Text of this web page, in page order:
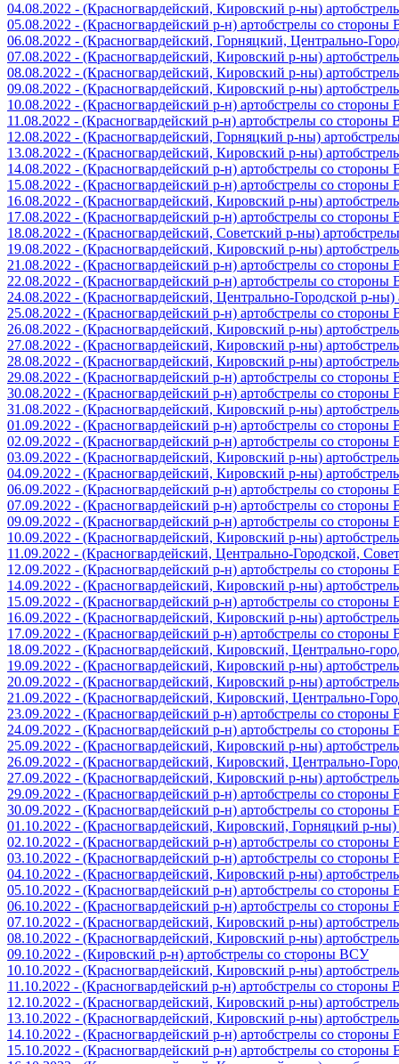
04.08.2022 - (Красногвардейский, Кировский р-ны)
05.08.2022 - (Красногвардейский р-н) артобстрелы со
06.08.2022 - (Красногвардейский, Горняцкий, Центрально-
07.08.2022 - (Красногвардейский, Кировский р-ны)
08.08.2022 - (Красногвардейский, Кировский р-ны)
09.08.2022 - (Красногвардейский, Кировский р-ны)
10.08.2022 - (Красногвардейский р-н) артобстрелы со
11.08.2022 - (Красногвардейский р-н) артобстрелы со стороны
12.08.2022 - (Красногвардейский, Горняцкий р-ны)
13.08.2022 - (Красногвардейский, Кировский р-ны)
14.08.2022 - (Красногвардейский р-н) артобстрелы со
15.08.2022 - (Красногвардейский р-н) артобстрелы со
16.08.2022 - (Красногвардейский, Кировский р-ны)
17.08.2022 - (Красногвардейский р-н) артобстрелы со
18.08.2022 - (Красногвардейский, Советский р-ны)
19.08.2022 - (Красногвардейский, Кировский р-ны)
21.08.2022 - (Красногвардейский р-н) артобстрелы со
22.08.2022 - (Красногвардейский р-н) артобстрелы со
24.08.2022 - (Красногвардейский, Центрально-Городской р-
25.08.2022 - (Красногвардейский р-н) артобстрелы со
26.08.2022 - (Красногвардейский, Кировский р-ны)
27.08.2022 - (Красногвардейский, Кировский р-ны)
28.08.2022 - (Красногвардейский, Кировский р-ны)
29.08.2022 - (Красногвардейский р-н) артобстрелы со
30.08.2022 - (Красногвардейский р-н) артобстрелы со
31.08.2022 - (Красногвардейский, Кировский р-ны)
01.09.2022 - (Красногвардейский р-н) артобстрелы со
02.09.2022 - (Красногвардейский р-н) артобстрелы со
03.09.2022 - (Красногвардейский, Кировский р-ны)
04.09.2022 - (Красногвардейский, Кировский р-ны)
06.09.2022 - (Красногвардейский р-н) артобстрелы со
07.09.2022 - (Красногвардейский р-н) артобстрелы со
09.09.2022 - (Красногвардейский р-н) артобстрелы со
10.09.2022 - (Красногвардейский, Кировский р-ны)
11.09.2022 - (Красногвардейский, Центрально-Городской,
12.09.2022 - (Красногвардейский р-н) артобстрелы со
14.09.2022 - (Красногвардейский, Кировский р-ны)
15.09.2022 - (Красногвардейский р-н) артобстрелы со
16.09.2022 - (Красногвардейский, Кировский р-ны)
17.09.2022 - (Красногвардейский р-н) артобстрелы со
18.09.2022 - (Красногвардейский, Кировский, Центрально-
19.09.2022 - (Красногвардейский, Кировский р-ны)
20.09.2022 - (Красногвардейский, Кировский р-ны)
21.09.2022 - (Красногвардейский, Кировский, Центрально-
23.09.2022 - (Красногвардейский р-н) артобстрелы со
24.09.2022 - (Красногвардейский р-н) артобстрелы со
25.09.2022 - (Красногвардейский, Кировский р-ны)
26.09.2022 - (Красногвардейский, Кировский, Центрально-
27.09.2022 - (Красногвардейский, Кировский р-ны)
29.09.2022 - (Красногвардейский р-н) артобстрелы со
30.09.2022 - (Красногвардейский р-н) артобстрелы со
01.10.2022 - (Красногвардейский, Кировский, Горняцкий р-
02.10.2022 - (Красногвардейский р-н) артобстрелы со
03.10.2022 - (Красногвардейский р-н) артобстрелы со
04.10.2022 - (Красногвардейский, Кировский р-ны)
05.10.2022 - (Красногвардейский р-н) артобстрелы со
06.10.2022 - (Красногвардейский р-н) артобстрелы со
07.10.2022 - (Красногвардейский, Кировский р-ны)
08.10.2022 - (Красногвардейский, Кировский р-ны)
09.10.2022 - (Кировский р-н) артобстрелы со стороны ВСУ
10.10.2022 - (Красногвардейский, Кировский р-ны)
11.10.2022 - (Красногвардейский р-н) артобстрелы со стороны
12.10.2022 - (Красногвардейский, Кировский р-ны)
13.10.2022 - (Красногвардейский, Кировский р-ны)
14.10.2022 - (Красногвардейский р-н) артобстрелы со
15.10.2022 - (Красногвардейский р-н) артобстрелы со